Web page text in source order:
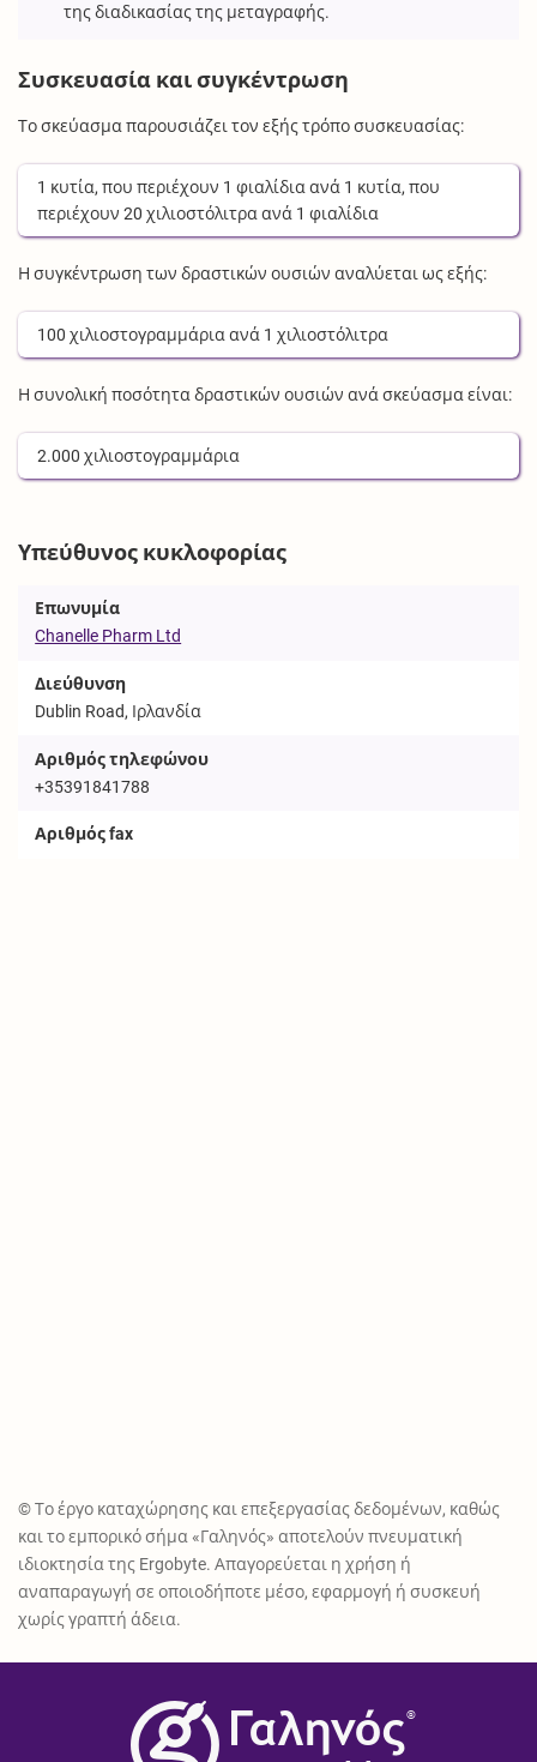
της διαδικασίας της μεταγραφής.
Συσκευασία και συγκέντρωση
Το σκεύασμα παρουσιάζει τον εξής τρόπο συσκευασίας:
1 κυτία, που περιέχουν 1 φιαλίδια ανά 1 κυτία, που
περιέχουν20 χιλιοστόλιτρα ανά 1 φιαλίδια
Η συγκέντρωση των δραστικών ουσιών αναλύεται ως εξής:
100 χιλιοστογραμμάρια ανά 1 χιλιοστόλιτρα
Η συνολική ποσότητα δραστικών ουσιών ανά σκεύασμα είναι:
2.000 χιλιοστογραμμάρια
Υπεύθυνος κυκλοφορίας
Επωνυμία
Chanelle Pharm Ltd
Διεύθυνση
Dublin Road, Ιρλανδία
Αριθμός τηλεφώνου
+35391841788
Αριθμός fax
© Το έργο καταχώρησης και επεξεργασίας δεδομένων, καθώς
και το εμπορικό σήμα «Γαληνός» αποτελούν πνευματική
ιδιοκτησία της Ergobyte. Απαγορεύεται η χρήση ή
αναπαραγωγή σε οποιοδήποτε μέσο, εφαρμογή ή συσκευή
χωρίς γραπτή άδεια.
®